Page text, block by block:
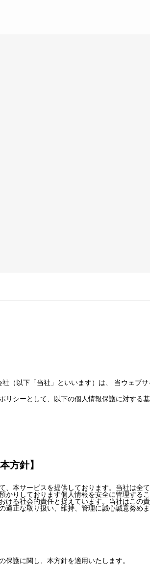
（以下「当社」といいます）は、 当ウェブサ
リシーとして、以下の個人情報保護に対する
方針】
、本サービスを提供しております。当社は全
かりしております個人情報を安全に管理する
ける社会的責任と捉えています。当社はこの
適正な取り扱い、維持、管理に誠心誠意努めま
保護に関し、本方針を適用いたします。